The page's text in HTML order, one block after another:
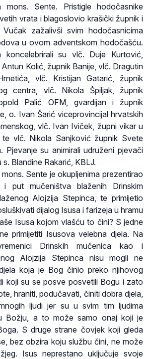
mons. Sente. Pristigle hodočasnike
vrata i blagoslovio krašički župnik i
zažalivši svim hodočasnicima
u ovom adventskom hodočašću.
koncelebrirali su vlč. Duje Kurtović,
Kolić, župnik Banije, vlč. Dragutin
vlč. Kristijan Gatarić, župnik
centra, vlč. Nikola Špiljak, župnik
Palić OFM, gvardijan i župnik
o. Ivan Šarić viceprovincijal hrvatskih
vlč. Ivan Iviček, župni vikar u
vlč. Nikola Sanjković župnik Svete
Pjevanje su animirali udruženi pjevači
Blandine Rakarić, KBLJ.
Sente je okupljenima prezentirao
put mučeništva blaženih Drinskim
Alojzija Stepinca, te primijetio
dijalog Isusa i farizeja u hramu
Isusa kojom vlašću to čini? S jedne
primijetiti Isusova velebna djela. Na
Drinskih mučenica kao i
Alojzija Stepinca nisu mogli ne
koja je Bog činio preko njihovog
koji su se posve posvetili Bogu i zato
hraniti, podučavati, činiti dobra djela,
ljudi jer su u svim tim ljudima
Božju, a to može samo onaj koji je
S druge strane čovjek koji gleda
bez obzira koju službu čini, ne može
Isus neprestano uključuje svoje